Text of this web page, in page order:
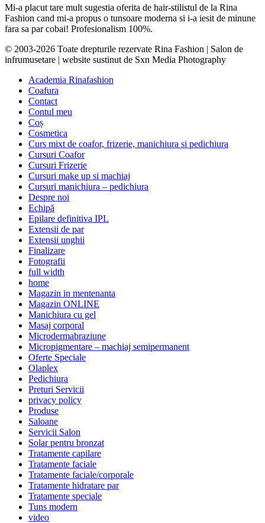
Mi-a placut tare mult sugestia oferita de hair-stilistul de la Rina
Fashion cand mi-a propus o tunsoare moderna si i-a iesit de minune
fara sa par cobai! Profesionalism 100%.
© 2003-2026 Toate drepturile rezervate Rina Fashion | Salon de
infrumusetare | website sustinut de Sxn Media Photography
Academia Rinafashion
Coafura
Contact
Contul meu
Coș
Cosmetica
Curs mixt de coafor, frizerie, manichiura si pedichiura
Cursuri Coafor
Cursuri Frizerie
Cursuri make up si machiaj
Cursuri manichiura – pedichiura
Despre noi
Echipă
Epilare definitiva IPL
Extensii de par
Extensii unghii
Finalizare
Fotografii
full width
home
Magazin in mentenanta
Magazin ONLINE
Manichiura cu gel
Masaj corporal
Microdermabraziune
Micropigmentare – machiaj semipermanent
Oferte Speciale
Olaplex
Pedichiura
Preturi Servicii
privacy policy
Produse
Saloane
Servicii Salon
Solar pentru bronzat
Tratamente capilare
Tratamente faciale
Tratamente faciale/corporale
Tratamente hidratare par
Tratamente speciale
Tuns modern
video